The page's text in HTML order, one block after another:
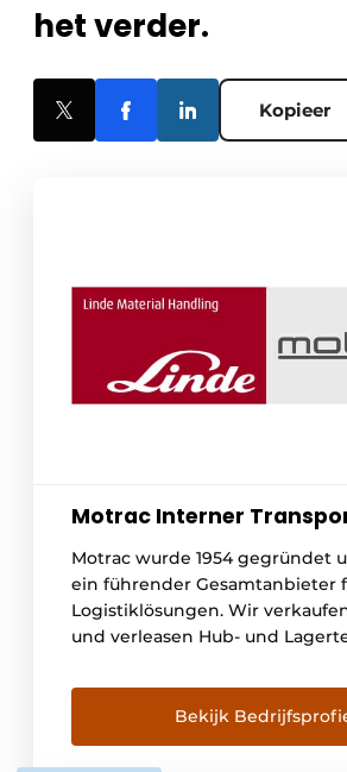
het verder.
Kopieer
Motrac Interner
Motrac wurde 1954 gegründet
ein führender Gesamtanbieter
Logistiklösungen. Wir
und verleasen Hub- und
und liefern Engineering für
Lagertechnik und einen 24/7-
Wartungsservice. Damit bieten
Logistiklösungen aus einer
Bekijk